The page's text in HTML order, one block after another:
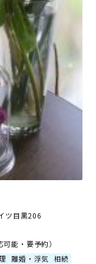
ツ目黒206
能・要予約）
離婚・浮気
相続